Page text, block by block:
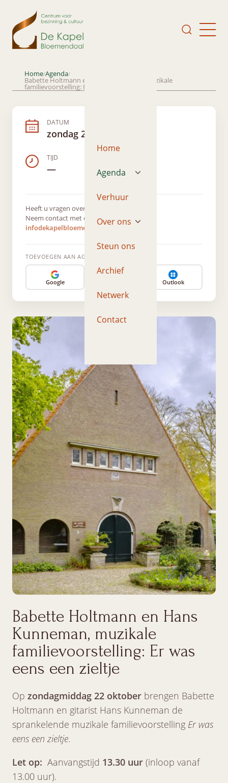
Home
Agenda
Verhuur
Over ons
Steun ons
Archief
Netwerk
Contact
Home/Agenda/
Babette Holtmann en Hans Kunneman, muzikale
familievoorstelling: Er was eens een zieltje
DATUM
zondag 22 oktober 2023
TIJD
—
Heeft u vragen over dit evenement?
Neem contact met ons op via
infodekapelbloemendaal@gmail.com
TOEVOEGEN AAN AGENDA
Google Outlook
Babette Holtmann en Hans
Kunneman, muzikale
familievoorstelling: Er was
eens een zieltje
Op zondagmiddag 22 oktober brengen Babette
Holtmann en gitarist Hans Kunneman de
sprankelende muzikale familievoorstelling Er was
eens een zieltje.
Let op: Aanvangstijd 13.30 uur (inloop vanaf
13.00 uur).